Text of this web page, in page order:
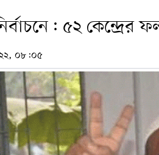
৫২ কেন্দ্রের
০৮:০৫